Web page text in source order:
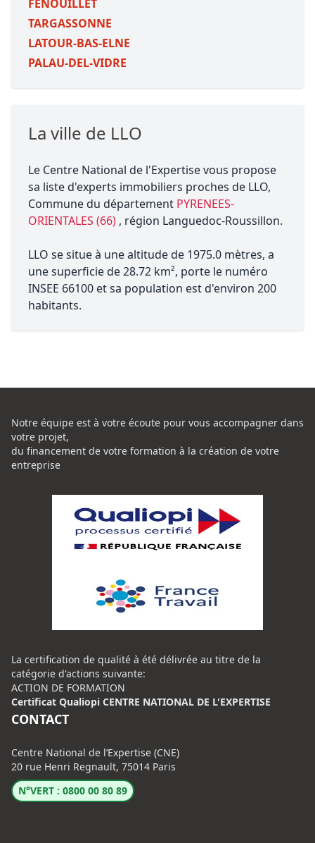
FENOUILLET
TARGASSONNE
LATOUR-BAS-ELNE
PALAU-DEL-VIDRE
La ville de LLO
Le Centre National de l'Expertise vous propose
sa liste d'experts immobiliers proches de LLO,
Commune du département PYRENEES-
ORIENTALES (66) , région Languedoc-Roussillon.
LLO se situe à une altitude de 1975.0 mètres, a
une superficie de 28.72 km², porte le numéro
INSEE 66100 et sa population est d'environ 200
habitants.
Notre équipe est à votre écoute pour vous accompagner dans
votre projet,
du financement de votre formation à la création de votre
entreprise
La certification de qualité à été délivrée au titre de la
catégorie d'actions suivante:
ACTION DE FORMATION
Certificat Qualiopi CENTRE NATIONAL DE L'EXPERTISE
CONTACT
Centre National de l’Expertise (CNE)
20 rue Henri Regnault, 75014 Paris
N°VERT : 0800 00 80 89